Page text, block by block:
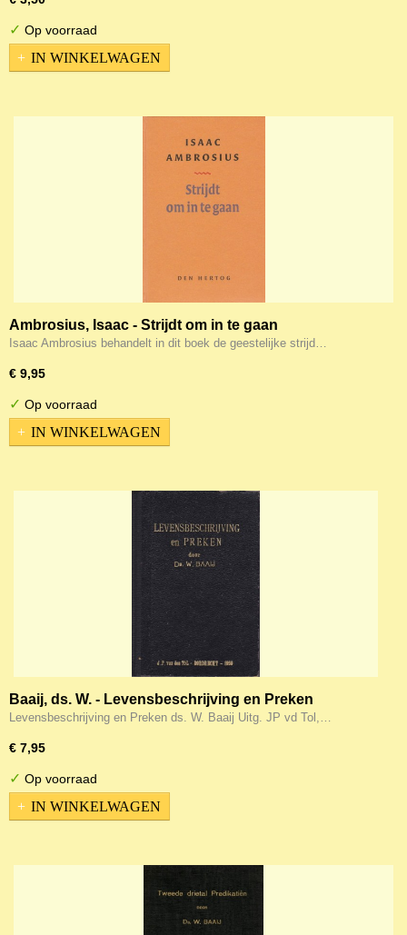
✓ Op voorraad
IN WINKELWAGEN
Ambrosius, Isaac - Strijdt om in te gaan
Isaac Ambrosius behandelt in dit boek de geestelijke strijd…
€ 9,95
✓ Op voorraad
IN WINKELWAGEN
Baaij, ds. W. - Levensbeschrijving en Preken
Levensbeschrijving en Preken ds. W. Baaij Uitg. JP vd Tol,…
€ 7,95
✓ Op voorraad
IN WINKELWAGEN